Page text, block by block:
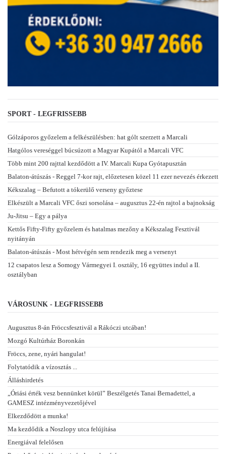
SPORT - LEGFRISSEBB
Gólzáporos győzelem a felkészülésben: hat gólt szerzett a Marcali
Hatgólos vereséggel búcsúzott a Magyar Kupától a Marcali VFC
Több mint 200 rajttal kezdődött a IV. Marcali Kupa Gyótapusztán
Balaton-átúszás - Reggel 7-kor rajt, előzetesen közel 11 ezer nevezés érkezett
Kékszalag – Befutott a tókerülő verseny győztese
Elkészült a Marcali VFC őszi sorsolása – augusztus 22-én rajtol a bajnokság
Ju-Jitsu – Egy a pálya
Kettős Fifty-Fifty győzelem és hatalmas mezőny a Kékszalag Fesztivál
nyitányán
Balaton-átúszás - Most hétvégén sem rendezik meg a versenyt
12 csapatos lesz a Somogy Vármegyei I. osztály, 16 együttes indul a II.
osztályban
VÁROSUNK - LEGFRISSEBB
Augusztus 8-án Fröccsfesztivál a Rákóczi utcában!
Mozgó Kultúrház Boronkán
Fröccs, zene, nyári hangulat!
Folytatódik a vízosztás ...
Álláshirdetés
„Óriási érték vesz bennünket körül” Beszélgetés Tanai Bernadettel, a
GAMESZ intézményvezetőjével
Elkezdődött a munka!
Ma kezdődik a Noszlopy utca felújítása
Energiával felelősen